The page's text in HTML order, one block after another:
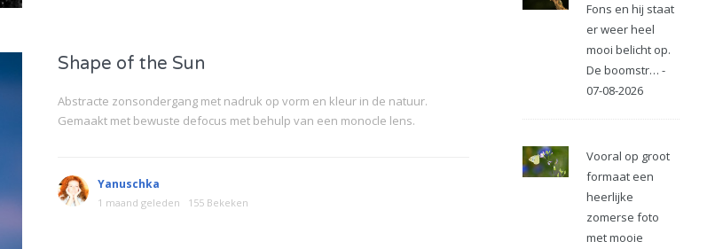
Shape of the Sun
Abstracte zonsondergang met nadruk op vorm en kleur in de natuur.
Gemaakt met bewuste defocus met behulp van een monocle lens.
Yanuschka
1 maand geleden 155 Bekeken
Fons en hij staat
er weer heel
mooi belicht op.
De boomstr… -
07-08-2026
Vooral op groot
formaat een
heerlijke
zomerse foto
met mooie